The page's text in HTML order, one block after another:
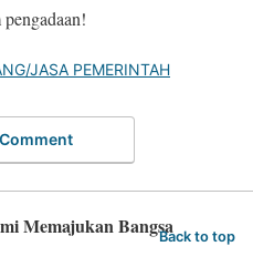
pengadaan!
JASA PEMERINTAH
Memajukan BangsaBack to top